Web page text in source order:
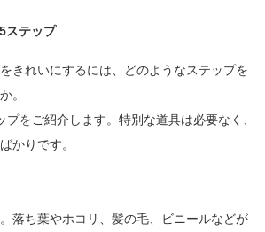
ステップ
きれいにするには、どのようなステップを
。
プをご紹介します。特別な道具は必要なく、
かりです。
落ち葉やホコリ、髪の毛、ビニールなどが